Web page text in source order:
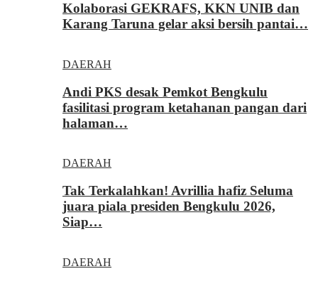
Kolaborasi GEKRAFS, KKN UNIB dan
Karang Taruna gelar aksi bersih pantai…
DAERAH
Andi PKS desak Pemkot Bengkulu
fasilitasi program ketahanan pangan dari
halaman…
DAERAH
Tak Terkalahkan! Avrillia hafiz Seluma
juara piala presiden Bengkulu 2026,
Siap…
DAERAH